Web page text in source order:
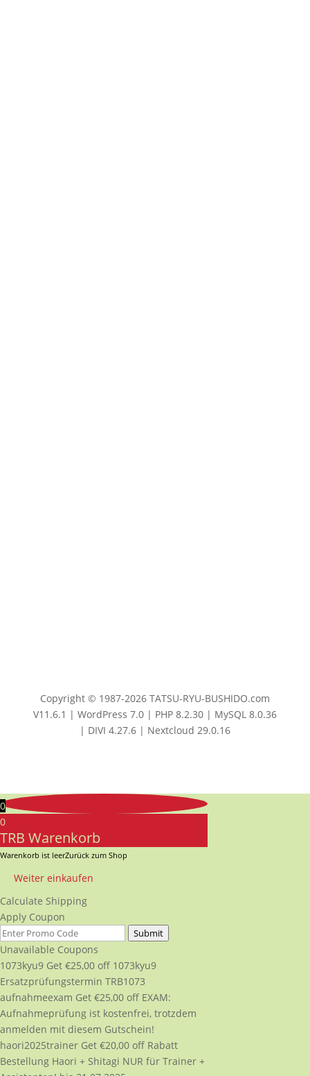
Copyright © 1987-2026 TATSU-RYU-BUSHIDO.com
V11.6.1 | WordPress 7.0 | PHP 8.2.30 | MySQL 8.0.36
| DIVI 4.27.6 | Nextcloud 29.0.16
0
0
TRB Warenkorb
Warenkorb ist leerZurück zum Shop
Weiter einkaufen
Calculate Shipping
Apply Coupon
Submit
Unavailable Coupons
1073kyu9 Get €25,00 off 1073kyu9
Ersatzprüfungstermin TRB1073
aufnahmeexam Get €25,00 off EXAM:
Aufnahmeprüfung ist kostenfrei, trotzdem
anmelden mit diesem Gutschein!
haori2025trainer Get €20,00 off Rabatt
Bestellung Haori + Shitagi NUR für Trainer +